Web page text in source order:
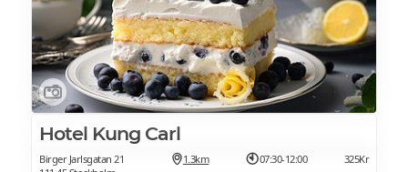
Hotel Kung Carl
Birger Jarlsgatan 21
1.3km 07:30-12:00 325Kr